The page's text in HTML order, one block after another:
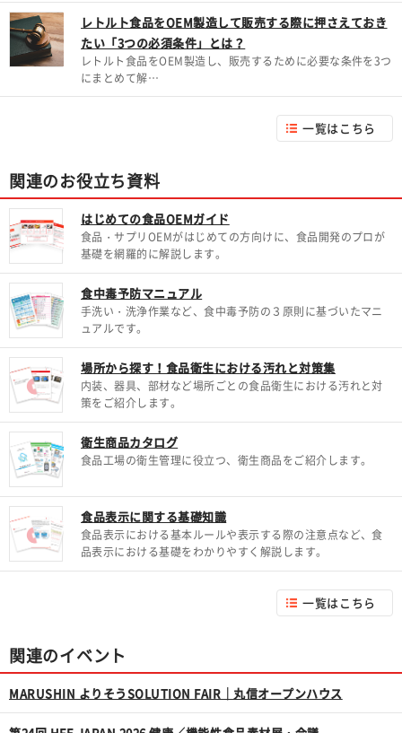
レトルト食品をOEM製造して販売する際に押さえておき
たい「3つの必須条件」とは？
レトルト食品をOEM製造し、販売するために必要な条件を3つ
にまとめて解…
一覧はこちら
関連のお役立ち資料
はじめての食品OEMガイド
食品・サプリOEMがはじめての方向けに、食品開発のプロが
基礎を網羅的に解説します。
食中毒予防マニュアル
手洗い・洗浄作業など、食中毒予防の３原則に基づいたマニ
ュアルです。
場所から探す！食品衛生における汚れと対策集
内装、器具、部材など場所ごとの食品衛生における汚れと対
策をご紹介します。
衛生商品カタログ
食品工場の衛生管理に役立つ、衛生商品をご紹介します。
食品表示に関する基礎知識
食品表示における基本ルールや表示する際の注意点など、食
品表示における基礎をわかりやすく解説します。
一覧はこちら
関連のイベント
MARUSHIN よりそうSOLUTION FAIR｜丸信オープンハウス